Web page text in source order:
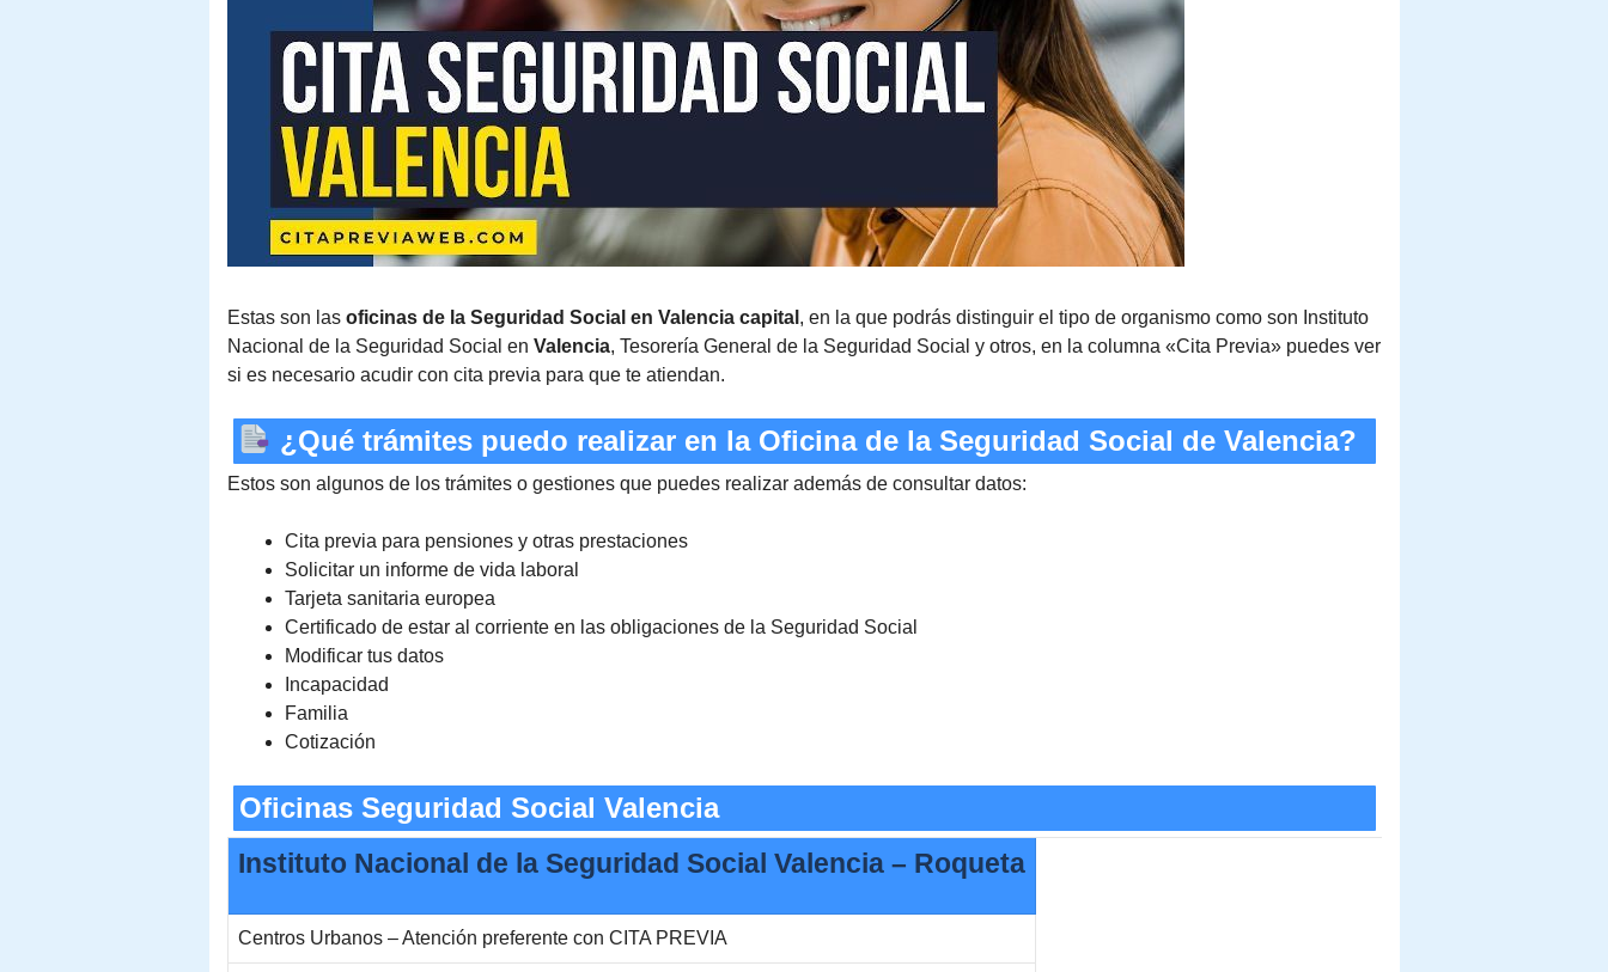
Estas son las oficinas de la Seguridad Social en Valencia capital , en la que podrás distinguir el tipo de organismo como son Instituto
Nacional de la Seguridad Social en Valencia, Tesorería General de la Seguridad Social y otros, en la columna «Cita Previa» puedes ver
si es necesario acudir con cita previa para que te atiendan.
¿Qué trámites puedo realizar en la Oficina de la Seguridad Social de Valencia?
Estos son algunos de los trámites o gestiones que puedes realizar además de consultar datos:
Cita previa para pensiones y otras prestaciones
Solicitar un informe de vida laboral
Tarjeta sanitaria europea
Certificado de estar al corriente en las obligaciones de la Seguridad Social
Modificar tus datos
Incapacidad
Familia
Cotización
Oficinas Seguridad Social Valencia
Instituto Nacional de la Seguridad Social Valencia – Roqueta
Centros Urbanos – Atención preferente con CITA PREVIA